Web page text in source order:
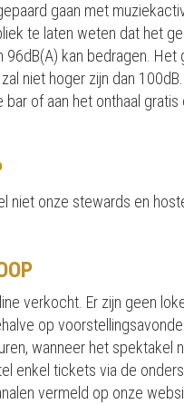
gaan met
te laten weten dat het
96dB(A) kan bedragen. Het
niet hoger zijn dan
bar of aan het onthaal
niet onze stewards en
verkocht. Er zijn geen
op
wanneer het spektakel
enkel tickets via de
vermeld op onze